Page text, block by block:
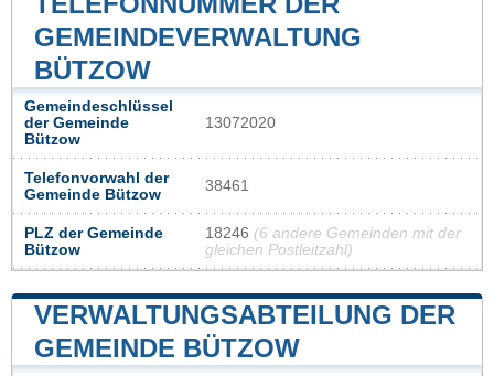
GEMEINDEVERWALTUNG
BÜTZOW
Gemeindeschlüssel
der Gemeinde
Bützow
13072020
Telefonvorwahl der
Gemeinde Bützow
38461
PLZ der Gemeinde
Bützow
18246 (6 andere Gemeinden mit der
gleichen Postleitzahl)
VERWALTUNGSABTEILUNG DER
GEMEINDE BÜTZOW